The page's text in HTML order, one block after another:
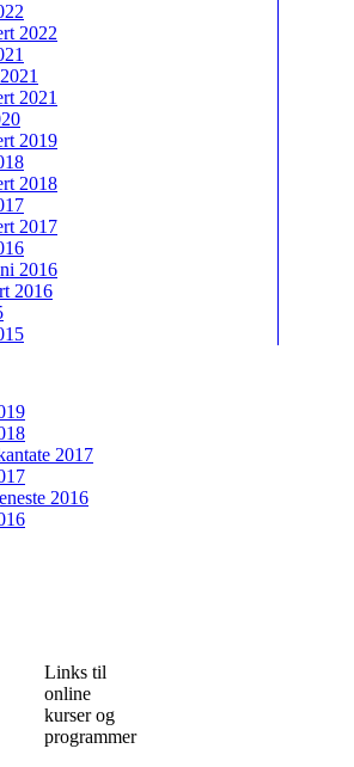
2022
2021
2019
2018
2017
2016
2016
2017
2016
Links til
online
kurser og
programmer